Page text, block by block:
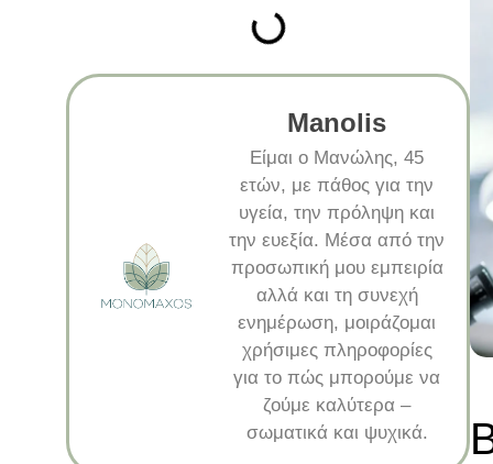
Manolis
Είμαι ο Μανώλης, 45
ετών, με πάθος για την
υγεία, την πρόληψη και
την ευεξία. Μέσα από την
προσωπική μου εμπειρία
αλλά και τη συνεχή
ενημέρωση, μοιράζομαι
χρήσιμες πληροφορίες
για το πώς μπορούμε να
ζούμε καλύτερα –
σωματικά και ψυχικά.